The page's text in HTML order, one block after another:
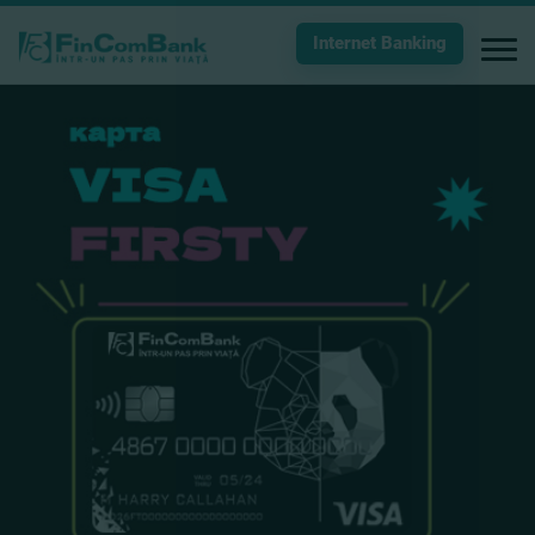
Internet Banking